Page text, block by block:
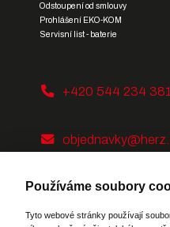
Používáme soubory
Tyto webové stránky používají
Odstoupení od smlouvy
Prohlášení EKO-KOM
Servisní list - baterie
+420 544 234 381